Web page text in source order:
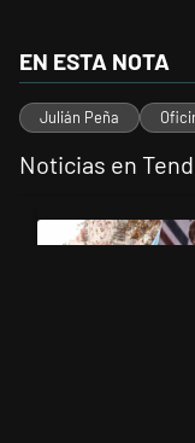
EN ESTA NOTA
Julián Peña
Noticias en
Un artículo de